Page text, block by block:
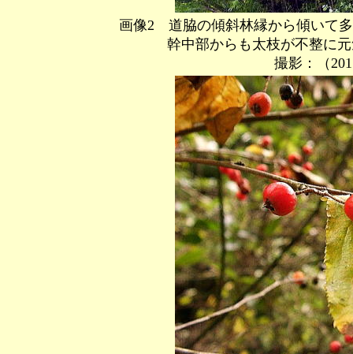
画像2 道脇の傾斜林縁から傾いて
幹中部からも太枝が不整に元気よ
撮影：（